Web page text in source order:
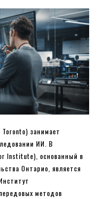
занимает
ИИ. В
Institute), основанный в
Онтарио, является
методов